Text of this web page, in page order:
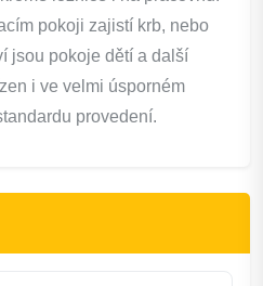
pokoji zajistí krb, nebo
jsou pokoje dětí a další
i ve velmi úsporném
provedení.